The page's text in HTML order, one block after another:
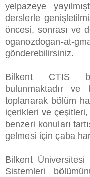
yelpazeye
derslerle
öncesi, sonrası ve
oganozdogan-at-
gönderebilirsiniz.
Bilkent CTIS
bulunmaktadır
toplanarak bölüm
içerikleri ve
benzeri konuları
gelmesi için çaba
Bilkent
Sistemleri